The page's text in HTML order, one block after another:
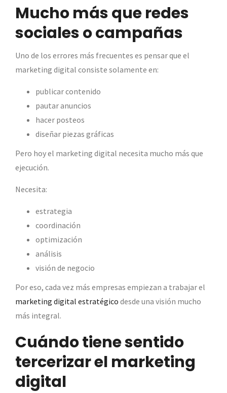
Mucho más que redes
sociales o campañas
Uno de los errores más frecuentes es pensar que el
marketing digital consiste solamente en:
publicar contenido
pautar anuncios
hacer posteos
diseñar piezas gráficas
Pero hoy el marketing digital necesita mucho más que
ejecución.
Necesita:
estrategia
coordinación
optimización
análisis
visión de negocio
Por eso, cada vez más empresas empiezan a trabajar el
marketing digital estratégico desde una visión mucho
más integral.
Cuándo tiene sentido
tercerizar el marketing
digital